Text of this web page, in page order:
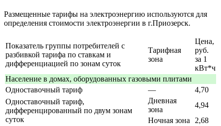
Размещенные тарифы на электроэнергию используются для
определения стоимости электроэнергии в г.Приозерск.
Показатель группы потребителей с
разбивкой тарифа по ставкам и
дифференциацией по зонам суток
Тарифная
зона
Цена,
руб.
за 1
кВт*ч
Население в домах, оборудованных газовыми плитами
Одноставочный тариф
—
4,70
Одноставочный тариф,
дифференцированный по двум зонам
суток
Дневная
зона
4,94
Ночная зона
2,68